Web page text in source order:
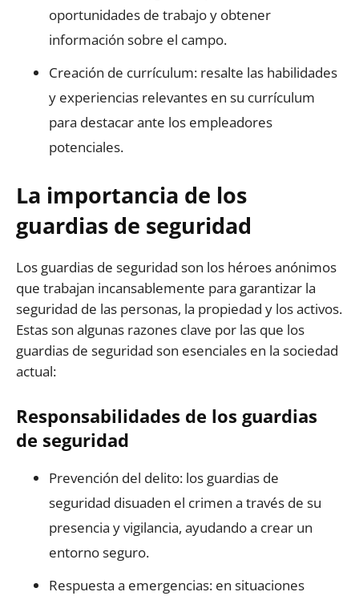
oportunidades de trabajo y obtener
información sobre el campo.
Creación de currículum: resalte las habilidades
y experiencias relevantes en su currículum
para destacar ante los empleadores
potenciales.
La importancia de los
guardias de seguridad
Los guardias de seguridad son los héroes anónimos
que trabajan incansablemente para garantizar la
seguridad de las personas, la propiedad y los activos.
Estas son algunas razones clave por las que los
guardias de seguridad son esenciales en la sociedad
actual:
Responsabilidades de los guardias
de seguridad
Prevención del delito: los guardias de
seguridad disuaden el crimen a través de su
presencia y vigilancia, ayudando a crear un
entorno seguro.
Respuesta a emergencias: en situaciones